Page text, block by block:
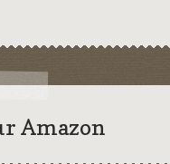
Amazon